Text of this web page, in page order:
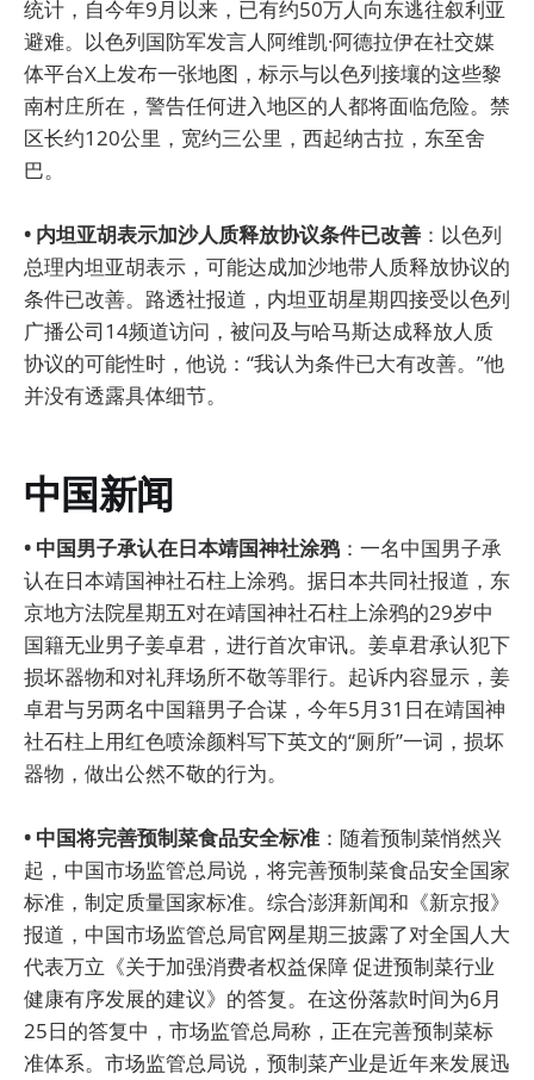
统计，自今年9月以来，已有约50万人向东逃往叙利亚
避难。以色列国防军发言人阿维凯·阿德拉伊在社交媒
体平台X上发布一张地图，标示与以色列接壤的这些黎
南村庄所在，警告任何进入地区的人都将面临危险。禁
区长约120公里，宽约三公里，西起纳古拉，东至舍
巴。
• 内坦亚胡表示加沙人质释放协议条件已改善 ：以色列
总理内坦亚胡表示，可能达成加沙地带人质释放协议的
条件已改善。路透社报道，内坦亚胡星期四接受以色列
广播公司14频道访问，被问及与哈马斯达成释放人质
协议的可能性时，他说：“我认为条件已大有改善。”他
并没有透露具体细节。
中国新闻
• 中国男子承认在日本靖国神社涂鸦 ：一名中国男子承
认在日本靖国神社石柱上涂鸦。据日本共同社报道，东
京地方法院星期五对在靖国神社石柱上涂鸦的29岁中
国籍无业男子姜卓君，进行首次审讯。姜卓君承认犯下
损坏器物和对礼拜场所不敬等罪行。起诉内容显示，姜
卓君与另两名中国籍男子合谋，今年5月31日在靖国神
社石柱上用红色喷涂颜料写下英文的“厕所”一词，损坏
器物，做出公然不敬的行为。
• 中国将完善预制菜食品安全标准 ：随着预制菜悄然兴
起，中国市场监管总局说，将完善预制菜食品安全国家
标准，制定质量国家标准。综合澎湃新闻和《新京报》
报道，中国市场监管总局官网星期三披露了对全国人大
代表万立《关于加强消费者权益保障 促进预制菜行业
健康有序发展的建议》的答复。在这份落款时间为6月
25日的答复中，市场监管总局称，正在完善预制菜标
准体系。市场监管总局说，预制菜产业是近年来发展迅